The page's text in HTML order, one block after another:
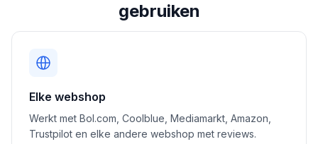
gebruiken
Elke webshop
Werkt met Bol.com, Coolblue, Mediamarkt, Amazon,
Trustpilot en elke andere webshop met reviews.